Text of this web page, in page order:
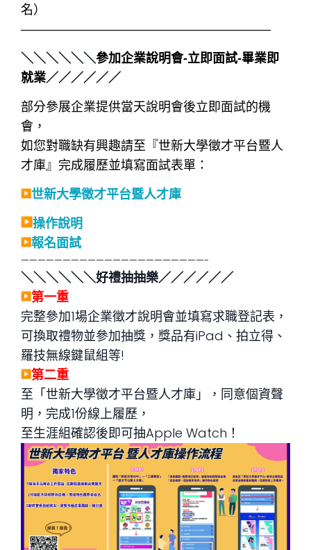
名）
————————————————————
＼＼＼＼＼＼參加企業說明會-立即面試-畢業即
就業／／／／／／
部分參展企業提供當天說明會後立即面試的機
會，
如您對職缺有興趣請至『世新大學徵才平台暨人
才庫』完成履歷並填寫面試表單：
世新大學徵才平台暨人才庫
操作說明
報名面試
——————————————————————-
＼＼＼＼＼＼好禮抽抽樂／／／／／／
第一重
完整參加1場企業徵才說明會並填寫求職登記表，
可換取禮物並參加抽獎，獎品有iPad、拍立得、
羅技無線鍵鼠組等!
第二重
至「世新大學徵才平台暨人才庫」，同意個資聲
明，完成1份線上履歷，
至生涯組確認後即可抽Apple Watch！